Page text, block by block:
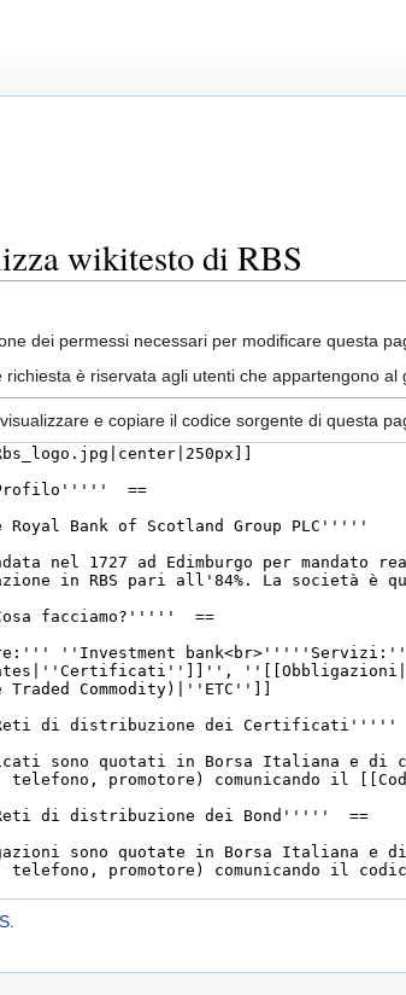
wikitesto di RBS
dei permessi necessari per modificare questa
richiesta è riservata agli utenti che appartengono al
e copiare il codice sorgente di questa
.